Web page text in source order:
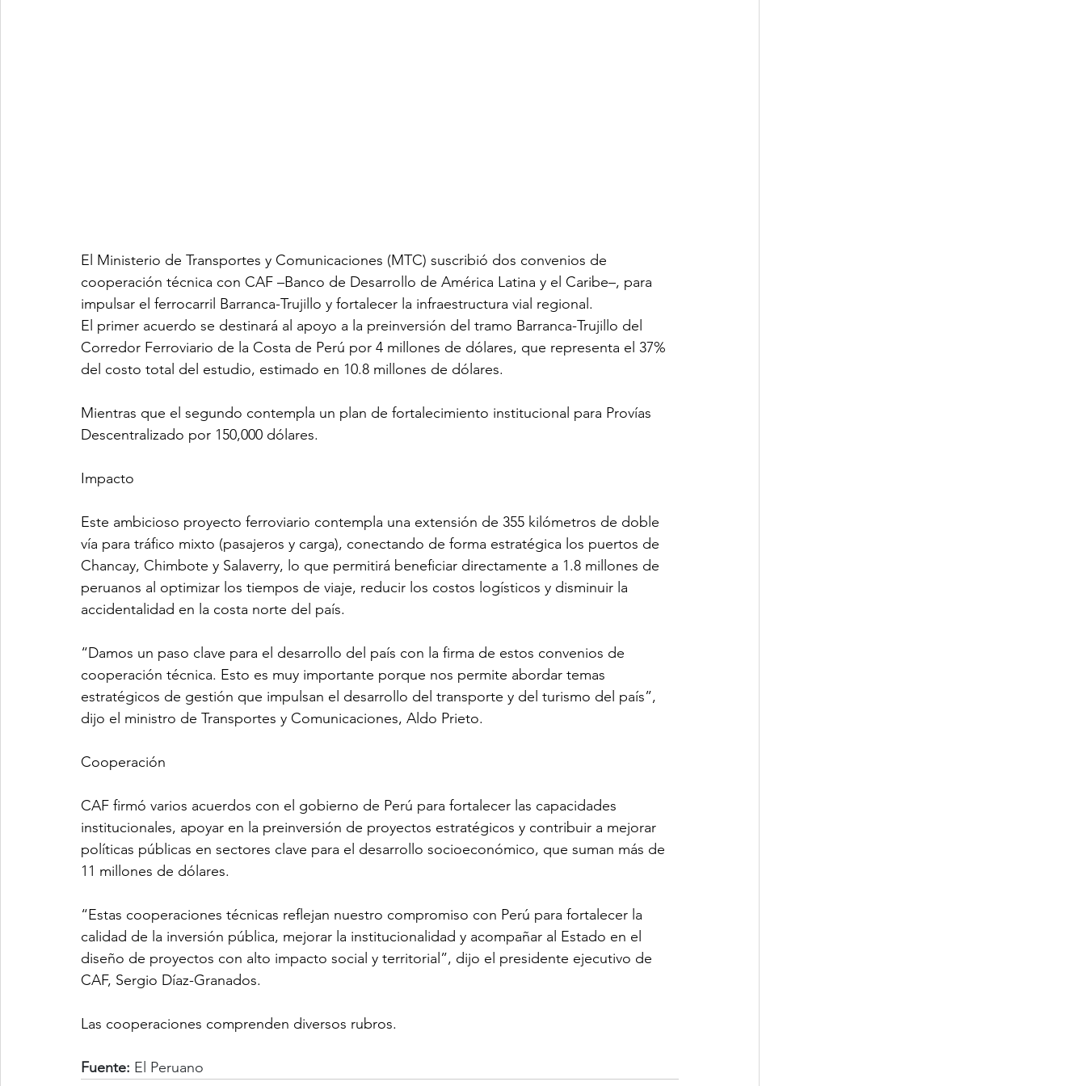
El Ministerio de Transportes y Comunicaciones (MTC) suscribió dos convenios de
cooperación técnica con CAF –Banco de Desarrollo de América Latina y el Caribe–, para
impulsar el ferrocarril Barranca-Trujillo y fortalecer la infraestructura vial regional.
El primer acuerdo se destinará al apoyo a la preinversión del tramo Barranca-Trujillo del
Corredor Ferroviario de la Costa de Perú por 4 millones de dólares, que representa el 37%
del costo total del estudio, estimado en 10.8 millones de dólares.
Mientras que el segundo contempla un plan de fortalecimiento institucional para Provías
Descentralizado por 150,000 dólares.
Impacto
Este ambicioso proyecto ferroviario contempla una extensión de 355 kilómetros de doble
vía para tráfico mixto (pasajeros y carga), conectando de forma estratégica los puertos de
Chancay, Chimbote y Salaverry, lo que permitirá beneficiar directamente a 1.8 millones de
peruanos al optimizar los tiempos de viaje, reducir los costos logísticos y disminuir la
accidentalidad en la costa norte del país.
“Damos un paso clave para el desarrollo del país con la firma de estos convenios de
cooperación técnica. Esto es muy importante porque nos permite abordar temas
estratégicos de gestión que impulsan el desarrollo del transporte y del turismo del país”,
dijo el ministro de Transportes y Comunicaciones, Aldo Prieto.
Cooperación
CAF firmó varios acuerdos con el gobierno de Perú para fortalecer las capacidades
institucionales, apoyar en la preinversión de proyectos estratégicos y contribuir a mejorar
políticas públicas en sectores clave para el desarrollo socioeconómico, que suman más de
11 millones de dólares.
“Estas cooperaciones técnicas reflejan nuestro compromiso con Perú para fortalecer la
calidad de la inversión pública, mejorar la institucionalidad y acompañar al Estado en el
diseño de proyectos con alto impacto social y territorial”, dijo el presidente ejecutivo de
CAF, Sergio Díaz-Granados.
Las cooperaciones comprenden diversos rubros.
Fuente: El Peruano